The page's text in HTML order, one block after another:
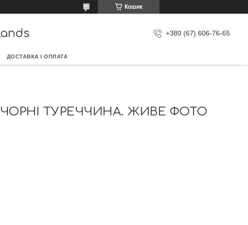
Кошик
+380 (67) 606-76-65
ДОСТАВКА І ОПЛАТА
ТУРЕЧЧИНА. ЖИВЕ ФОТО